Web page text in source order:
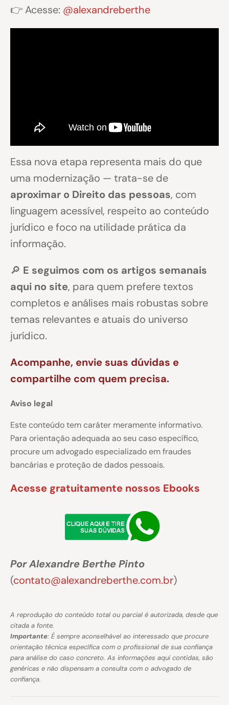
👉 Acesse: @alexandreberthe
Essa nova etapa representa mais do que
uma modernização — trata-se de
aproximar o Direito das pessoas, com
linguagem acessível, respeito ao conteúdo
jurídico e foco na utilidade prática da
informação.
🔎 E seguimos com os artigos semanais
aqui no site, para quem prefere textos
completos e análises mais robustas sobre
temas relevantes e atuais do universo
jurídico.
Acompanhe, envie suas dúvidas e
compartilhe com quem precisa.
Aviso legal
Este conteúdo tem caráter meramente informativo.
Para orientação adequada ao seu caso específico,
procure um advogado especializado em fraudes
bancárias e proteção de dados pessoais.
Acesse gratuitamente nossos Ebooks
Por Alexandre Berthe Pinto
(contato@alexandreberthe.com.br)
A reprodução do conteúdo total ou parcial é autorizada, desde que
citada a fonte.
Importante: É sempre aconselhável ao interessado que procure
orientação técnica específica com o profissional de sua confiança
para análise do caso concreto. As informações aqui contidas, são
genéricas e não dispensam a consulta com o advogado de
confiança.